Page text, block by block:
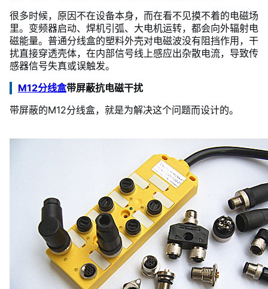
很多时候，原因不在设备本身，而在看不见摸不着的电磁场
里。变频器启动、焊机引弧、大电机运转，都会向外辐射电
磁能量。普通分线盒的塑料外壳对电磁波没有阻挡作用，干
扰直接穿透壳体，在内部信号线上感应出杂散电流，导致传
感器信号失真或误触发。
M12分线盒带屏蔽抗电磁干扰
带屏蔽的M12分线盒，就是为解决这个问题而设计的。